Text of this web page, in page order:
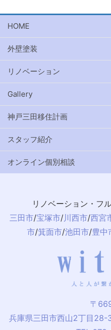
HOME
外壁塗装
リノベーション
Gallery
神戸三田移住計画
スタッフ紹介
オンライン個別相談
リノベーション・フ
三田市/宝塚市/川西市/西宮
市/箕面市/池田市/豊中
〒
兵庫県三田市西山2丁目